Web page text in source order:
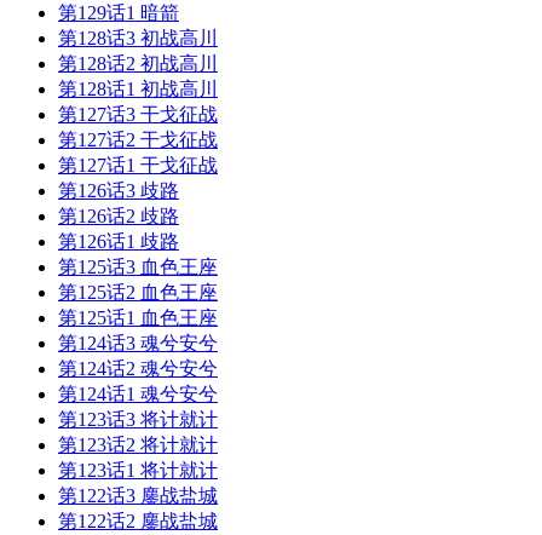
第129话1 暗箭
第128话3 初战高川
第128话2 初战高川
第128话1 初战高川
第127话3 干戈征战
第127话2 干戈征战
第127话1 干戈征战
第126话3 歧路
第126话2 歧路
第126话1 歧路
第125话3 血色王座
第125话2 血色王座
第125话1 血色王座
第124话3 魂兮安兮
第124话2 魂兮安兮
第124话1 魂兮安兮
第123话3 将计就计
第123话2 将计就计
第123话1 将计就计
第122话3 鏖战盐城
第122话2 鏖战盐城